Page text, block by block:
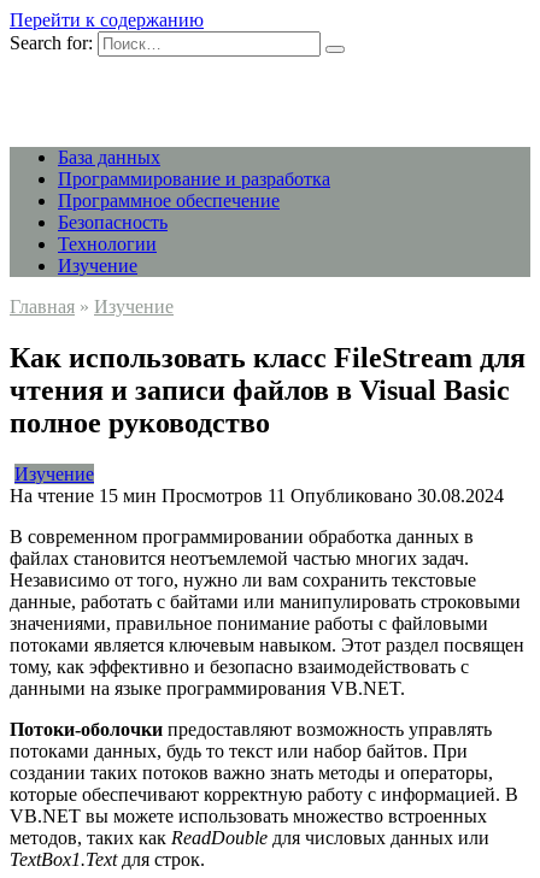
Перейти к содержанию
Search for:
База данных
Программирование и разработка
Программное обеспечение
Безопасность
Технологии
Изучение
Главная » Изучение
Как использовать класс FileStream для
чтения и записи файлов в Visual Basic
полное руководство
Изучение
На чтение 15 мин Просмотров 11 Опубликовано 30.08.2024
В современном программировании обработка данных в
файлах становится неотъемлемой частью многих задач.
Независимо от того, нужно ли вам сохранить текстовые
данные, работать с байтами или манипулировать строковыми
значениями, правильное понимание работы с файловыми
потоками является ключевым навыком. Этот раздел посвящен
тому, как эффективно и безопасно взаимодействовать с
данными на языке программирования VB.NET.
Потоки-оболочки предоставляют возможность управлять
потоками данных, будь то текст или набор байтов. При
создании таких потоков важно знать методы и операторы,
которые обеспечивают корректную работу с информацией. В
VB.NET вы можете использовать множество встроенных
методов, таких как ReadDouble для числовых данных или
TextBox1.Textдля строк.